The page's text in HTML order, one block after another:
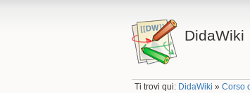
DidaWiki
Ti trovi qui: DidaWiki »Corso